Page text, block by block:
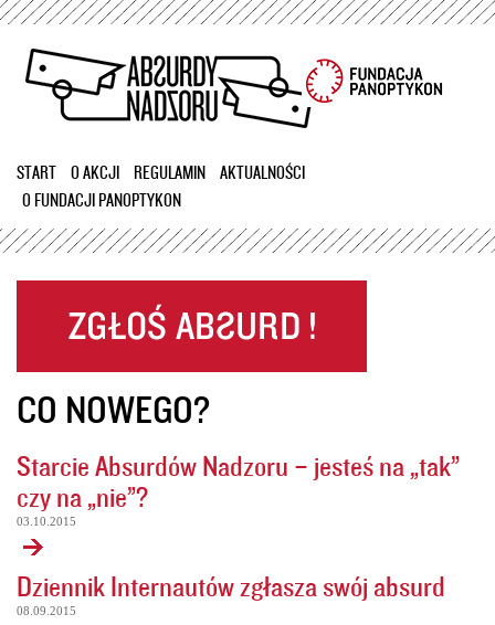
Przejdź
treści
START O AKCJI REGULAMIN
AKTUALNOŚCI
O FUNDACJI PANOPTYKON
CO NOWEGO?
Starcie Absurdów Nadzoru – jesteś na „tak”
czy na „nie”?
03.10.2015
Dziennik Internautów zgłasza swój absurd
08.09.2015